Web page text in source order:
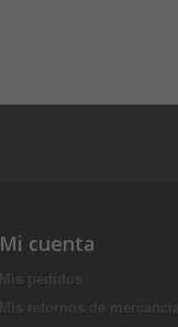
Mi cuenta
Mis pedidos
Mis retornos de mercancia